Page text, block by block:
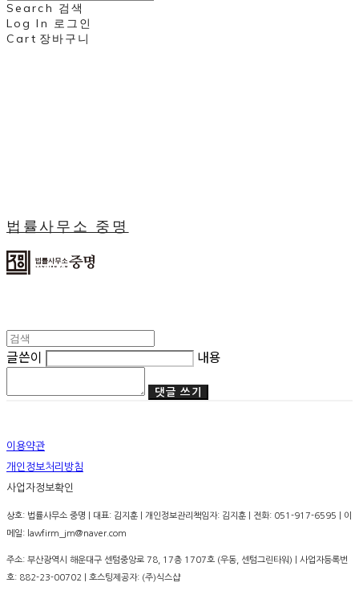
Search 검색
Log In 로그인
Cart 장바구니
법률사무소 중명
글쓴이 내용
댓글 쓰기
이용약관
개인정보처리방침
사업자정보확인
상호: 법률사무소 중명 | 대표: 김지훈 | 개인정보관리책임자: 김지훈 | 전화: 051-917-6595 | 이
메일: lawfirm_jm@naver.com
주소: 부산광역시 해운대구 센텀중앙로 78, 17층 1707호 (우동, 센텀그린타워) | 사업자등록번
호: 882-23-00702 | 호스팅제공자: (주)식스샵